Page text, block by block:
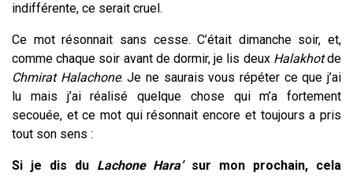
indifférente, ce serait cruel.
Ce mot résonnait sans cesse. C’était dimanche soir, et,
comme chaque soir avant de dormir, je lis deux Halakhotde
Chmirat Halachone. Je ne saurais vous répéter ce que j’ai
lu mais j’ai réalisé quelque chose qui m’a fortement
secouée, et ce mot qui résonnait encore et toujours a pris
tout son sens :
Si je dis du Lachone Hara’ sur mon prochain, cela